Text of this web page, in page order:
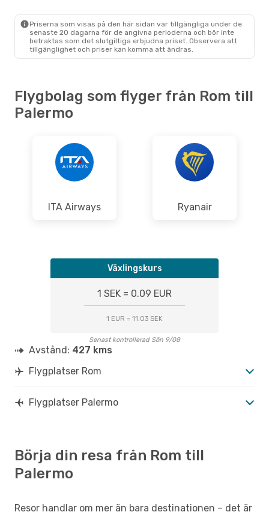
Priserna som visas på den här sidan var tillgängliga under de
senaste 20 dagarna för de angivna perioderna och bör inte
betraktas som det slutgiltiga erbjudna priset. Observera att
tillgänglighet och priser kan komma att ändras.
Flygbolag som flyger från Rom till
Palermo
ITA Airways Ryanair
Växlingskurs
1 SEK = 0.09 EUR
1 EUR = 11.03 SEK
Senast kontrollerad Sön 9/08
Avstånd: 427 kms
Flygplatser Rom
Flygplatser Palermo
Börja din resa från Rom till
Palermo
Resor handlar om mer än bara destinationen – det är